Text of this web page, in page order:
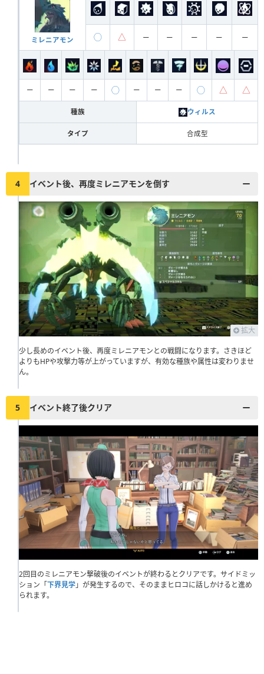
ミレニアモン ◯ △ ー ー ー ー ー
ー ー ー ー ◯ ー ー ー ◯ △ △
種族 ウィルス
タイプ 合成型
4 イベント後、再度ミレニアモンを倒す
拡大
少し長めのイベント後、再度ミレニアモンとの戦闘になります。さきほど
よりもHPや攻撃力等が上がっていますが、有効な種族や属性は変わりませ
ん。
5 イベント終了後クリア
2回目のミレニアモン撃破後のイベントが終わるとクリアです。サイドミッ
ション「下界見学」が発生するので、そのままヒロコに話しかけると進め
られます。